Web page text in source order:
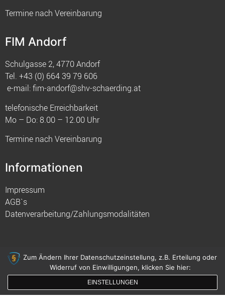
Termine nach Vereinbarung
FIM Andorf
Schulgasse 2, 4770 Andorf
Tel. +43 (0) 664 39 79 606
e-mail:fim-andorf@shv-schaerding.at
telefonische Erreichbarkeit
Mo – Do: 8.00 – 12.00 Uhr
Termine nach Vereinbarung
Informationen
Impressum
AGB`s
Datenverarbeitung/Zahlungsmodalitäten
© 2021 FIM
gemacht mit von innDesign
Zum Ändern Ihrer Datenschutzeinstellung, z.B. Erteilung oder
Widerruf von Einwilligungen, klicken Sie hier:
EINSTELLUNGEN